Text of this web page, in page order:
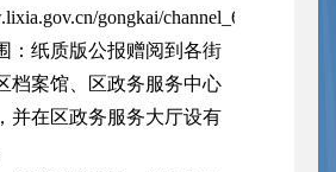
gongkai/
：纸质版公报赠阅到各街
档案馆、区政务服务中心
并在区政务服务大厅设有